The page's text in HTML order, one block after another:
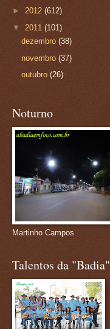
► 2012 (612)
▼ 2011 (101)
dezembro(38)
novembro(37)
outubro(26)
Noturno
Martinho Campos
Talentos da "Badia"